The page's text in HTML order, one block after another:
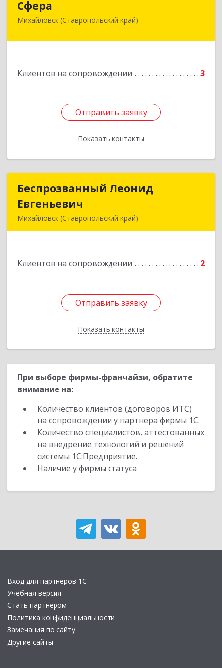
Сфера
Михайловск (Ставропольский край)
Клиентов на сопровождении 3
Отправить заявку
Показать контакты
356240, Ставропольский край, Шпаковский р-
Подробнее
Отправить заявку
Назад
Беспрозванный Леонид
Евгеньевич
Михайловск (Ставропольский край)
Клиентов на сопровождении 2
Отправить заявку
Показать контакты
Беспрозванный Леонид
Отправить заявку
Назад
При выборе фирмы-франчайзи, обратите
внимание на:
Количество клиентов (договоров ИТС)
на сопровождении у партнера фирмы 1С.
Количество специалистов, аттестованных
на внедрение технологий и решений
системы 1С:Предприятие.
Наличие у фирмы статуса
Вход для партнеров 1С
Учебная версия
Стать партнером
Политика конфиденциальности
Замечания по сайту
Другие сайты